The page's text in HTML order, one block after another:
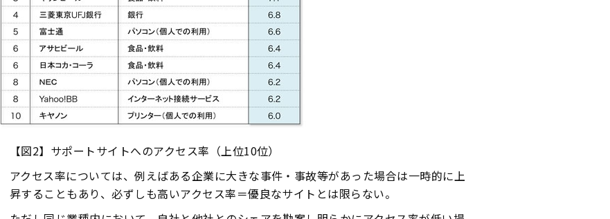
【図2】サポートサイトへのアクセス率（上位10位）
アクセス率については、例えばある企業に大きな事件・事故等があった場合は一時的に上
昇することもあり、必ずしも高いアクセス率＝優良なサイトとは限らない。